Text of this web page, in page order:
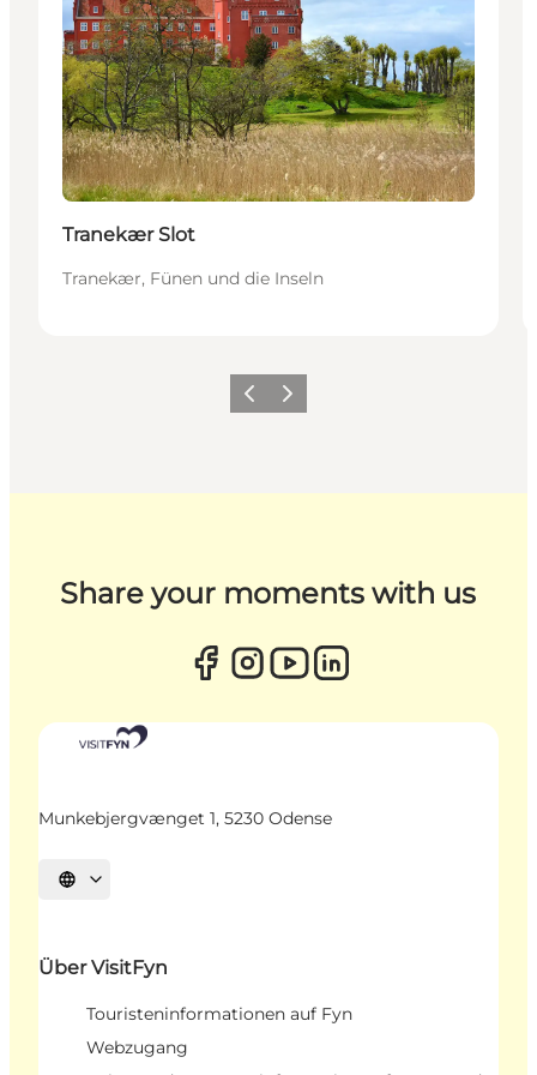
Tranekær Slot
Tranekær, Fünen und die Inseln
ZurückWeiter
Share your moments with us
Munkebjergvænget 1, 5230 Odense
Sprache auswählen
Über VisitFyn
Touristeninformationen auf Fyn
Webzugang